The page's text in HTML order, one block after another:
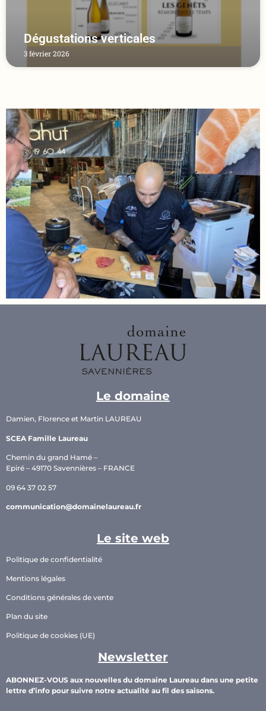
Dégustations verticales
3 février 2026
Le domaine
Damien, Florence et Martin LAUREAU
SCEA Famille Laureau
Chemin du grand Hamé –
Epiré – 49170 Savennières – FRANCE
09 64 37 02 57
communication@domainelaureau.fr
Le site web
Politique de confidentialité
Mentions légales
Conditions générales de vente
Plan du site
Politique de cookies (UE)
Newsletter
ABONNEZ-VOUS aux nouvelles du domaine Laureau dans une petite
lettre d’info pour suivre notre actualité au fil des saisons.